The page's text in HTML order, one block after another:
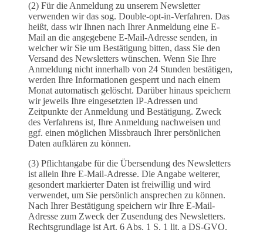
(2) Für die Anmeldung zu unserem Newsletter
verwenden wir das sog. Double-opt-in-Verfahren. Das
heißt, dass wir Ihnen nach Ihrer Anmeldung eine E-
Mail an die angegebene E-Mail-Adresse senden, in
welcher wir Sie um Bestätigung bitten, dass Sie den
Versand des Newsletters wünschen. Wenn Sie Ihre
Anmeldung nicht innerhalb von 24 Stunden bestätigen,
werden Ihre Informationen gesperrt und nach einem
Monat automatisch gelöscht. Darüber hinaus speichern
wir jeweils Ihre eingesetzten IP-Adressen und
Zeitpunkte der Anmeldung und Bestätigung. Zweck
des Verfahrens ist, Ihre Anmeldung nachweisen und
ggf. einen möglichen Missbrauch Ihrer persönlichen
Daten aufklären zu können.
(3) Pflichtangabe für die Übersendung des Newsletters
ist allein Ihre E-Mail-Adresse. Die Angabe weiterer,
gesondert markierter Daten ist freiwillig und wird
verwendet, um Sie persönlich ansprechen zu können.
Nach Ihrer Bestätigung speichern wir Ihre E-Mail-
Adresse zum Zweck der Zusendung des Newsletters.
Rechtsgrundlage ist Art. 6 Abs. 1 S. 1 lit. a DS-GVO.